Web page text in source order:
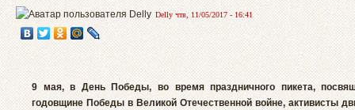
Delly чтв, 11/05/2017 - 16:41
9 мая, в День Победы, во время праздничного пикета,
годовщине Победы в Великой Отечественной войне, активисты